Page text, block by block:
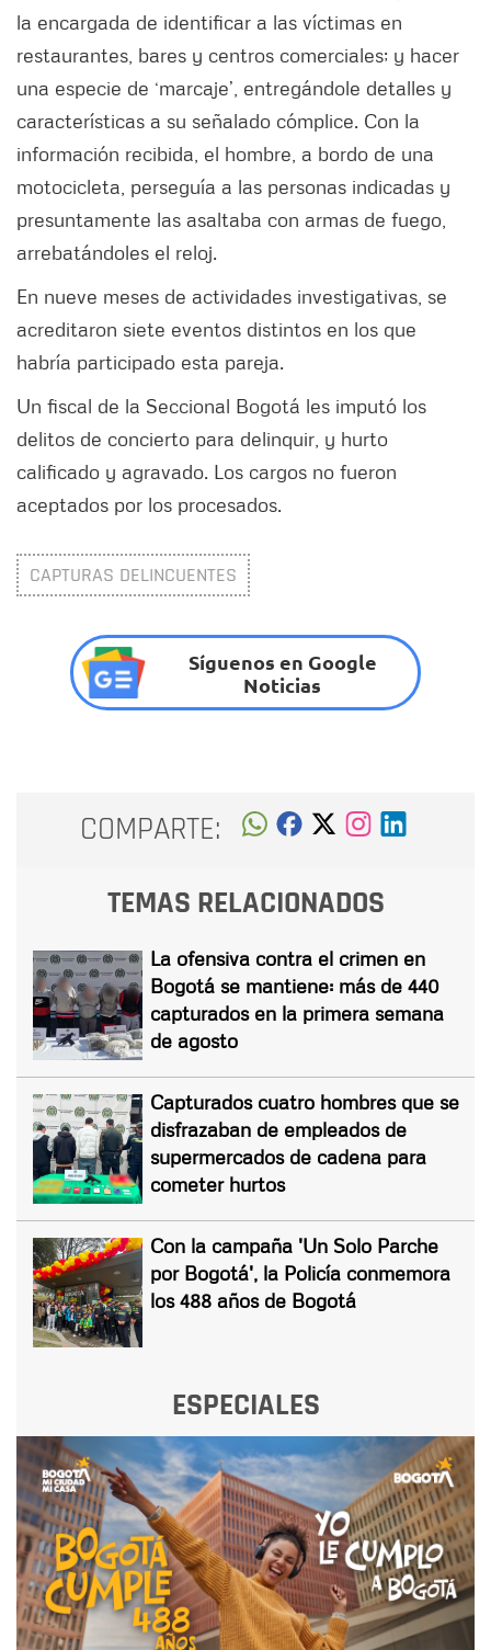
la encargada de identificar a las víctimas en
restaurantes, bares y centros comerciales; y hacer
una especie de ‘marcaje’, entregándole detalles y
características a su señalado cómplice. Con la
información recibida, el hombre, a bordo de una
motocicleta, perseguía a las personas indicadas y
presuntamente las asaltaba con armas de fuego,
arrebatándoles el reloj.
En nueve meses de actividades investigativas, se
acreditaron siete eventos distintos en los que
habría participado esta pareja.
Un fiscal de la Seccional Bogotá les imputó los
delitos de concierto para delinquir, y hurto
calificado y agravado. Los cargos no fueron
aceptados por los procesados.
CAPTURAS DELINCUENTES
Síguenos en Google
Noticias
COMPARTE:
TEMAS RELACIONADOS
La ofensiva contra el crimen en
Bogotá se mantiene: más de 440
capturados en la primera semana
de agosto
Capturados cuatro hombres que se
disfrazaban de empleados de
supermercados de cadena para
cometer hurtos
Con la campaña 'Un Solo Parche
por Bogotá', la Policía conmemora
los 488 años de Bogotá
ESPECIALES